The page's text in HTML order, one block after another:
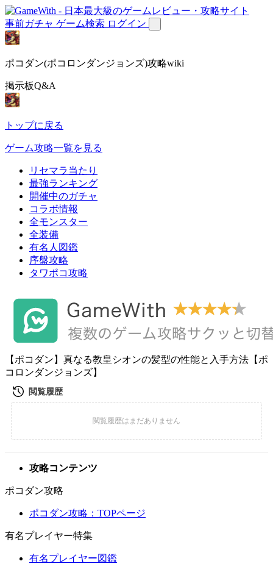
事前ガチャ ゲーム検索 ログイン
ポコダン(ポコロンダンジョンズ)攻略wiki
掲示板Q&A
トップに戻る
ゲーム攻略一覧を見る
リセマラ当たり
最強ランキング
開催中のガチャ
コラボ情報
全モンスター
全装備
有名人図鑑
序盤攻略
タワポコ攻略
【ポコダン】真なる教皇シオンの髪型の性能と入手方法【ポ
コロンダンジョンズ】
攻略コンテンツ
ポコダン攻略
ポコダン攻略：TOPページ
有名プレイヤー特集
有名プレイヤー図鑑